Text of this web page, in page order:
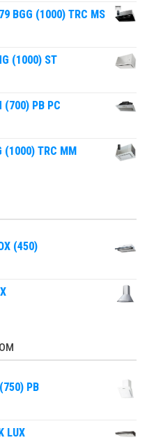
BGG (1000) TRC MS
(1000) ST
PB PC
TRC MM
(450)
PB
LUX